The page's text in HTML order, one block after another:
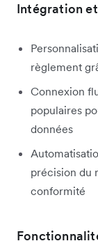
Intégration
règlement
Connexion
populaires
données
précision du
conformité